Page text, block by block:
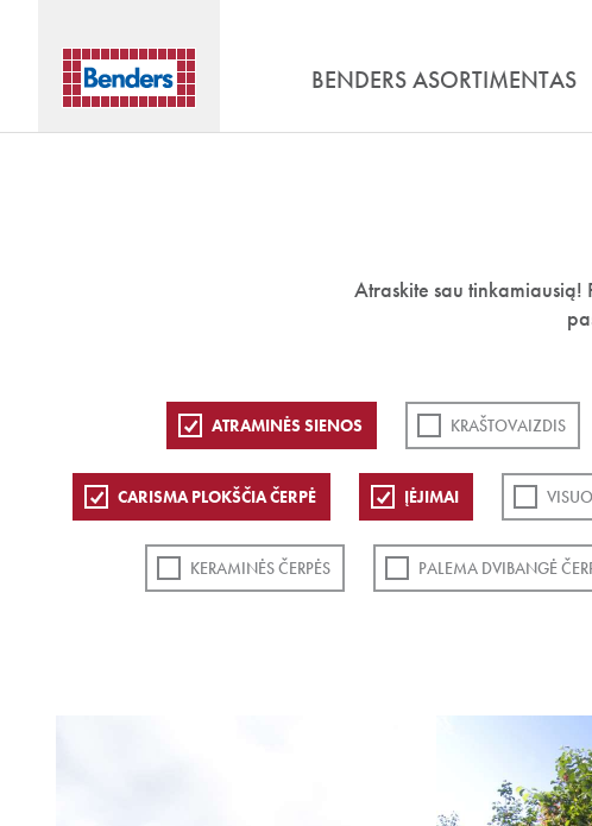
BENDERS ASORTIMENTAS
Atraskite sau
ATRAMINĖS SIENOS KRAŠTOVAIZDIS
CARISMA PLOKŠČIA ČERPĖ ĮĖJIMAI
KERAMINĖS ČERPĖS PALEMA DVIBANGĖ